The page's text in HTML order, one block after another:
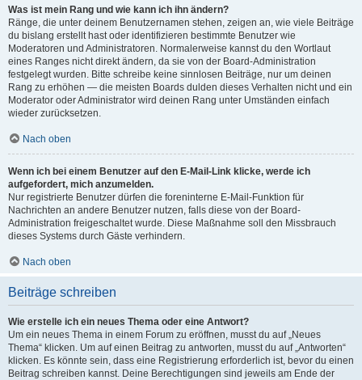
Was ist mein Rang und wie kann ich ihn ändern?
Ränge, die unter deinem Benutzernamen stehen, zeigen an, wie viele Beiträge
du bislang erstellt hast oder identifizieren bestimmte Benutzer wie
Moderatoren und Administratoren. Normalerweise kannst du den Wortlaut
eines Ranges nicht direkt ändern, da sie von der Board-Administration
festgelegt wurden. Bitte schreibe keine sinnlosen Beiträge, nur um deinen
Rang zu erhöhen — die meisten Boards dulden dieses Verhalten nicht und ein
Moderator oder Administrator wird deinen Rang unter Umständen einfach
wieder zurücksetzen.
Nach oben
Wenn ich bei einem Benutzer auf den E-Mail-Link klicke, werde ich
aufgefordert, mich anzumelden.
Nur registrierte Benutzer dürfen die foreninterne E-Mail-Funktion für
Nachrichten an andere Benutzer nutzen, falls diese von der Board-
Administration freigeschaltet wurde. Diese Maßnahme soll den Missbrauch
dieses Systems durch Gäste verhindern.
Nach oben
Beiträge schreiben
Wie erstelle ich ein neues Thema oder eine Antwort?
Um ein neues Thema in einem Forum zu eröffnen, musst du auf „Neues
Thema“ klicken. Um auf einen Beitrag zu antworten, musst du auf „Antworten“
klicken. Es könnte sein, dass eine Registrierung erforderlich ist, bevor du einen
Beitrag schreiben kannst. Deine Berechtigungen sind jeweils am Ende der